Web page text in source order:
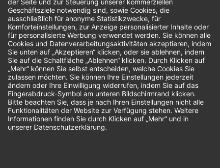
Bestellungen
Sendung verfolgen
Geprüfter Shop